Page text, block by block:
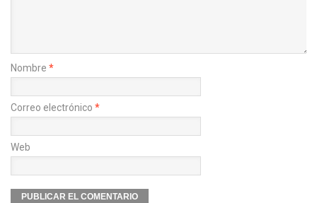
Nombre *
Correo electrónico *
Web